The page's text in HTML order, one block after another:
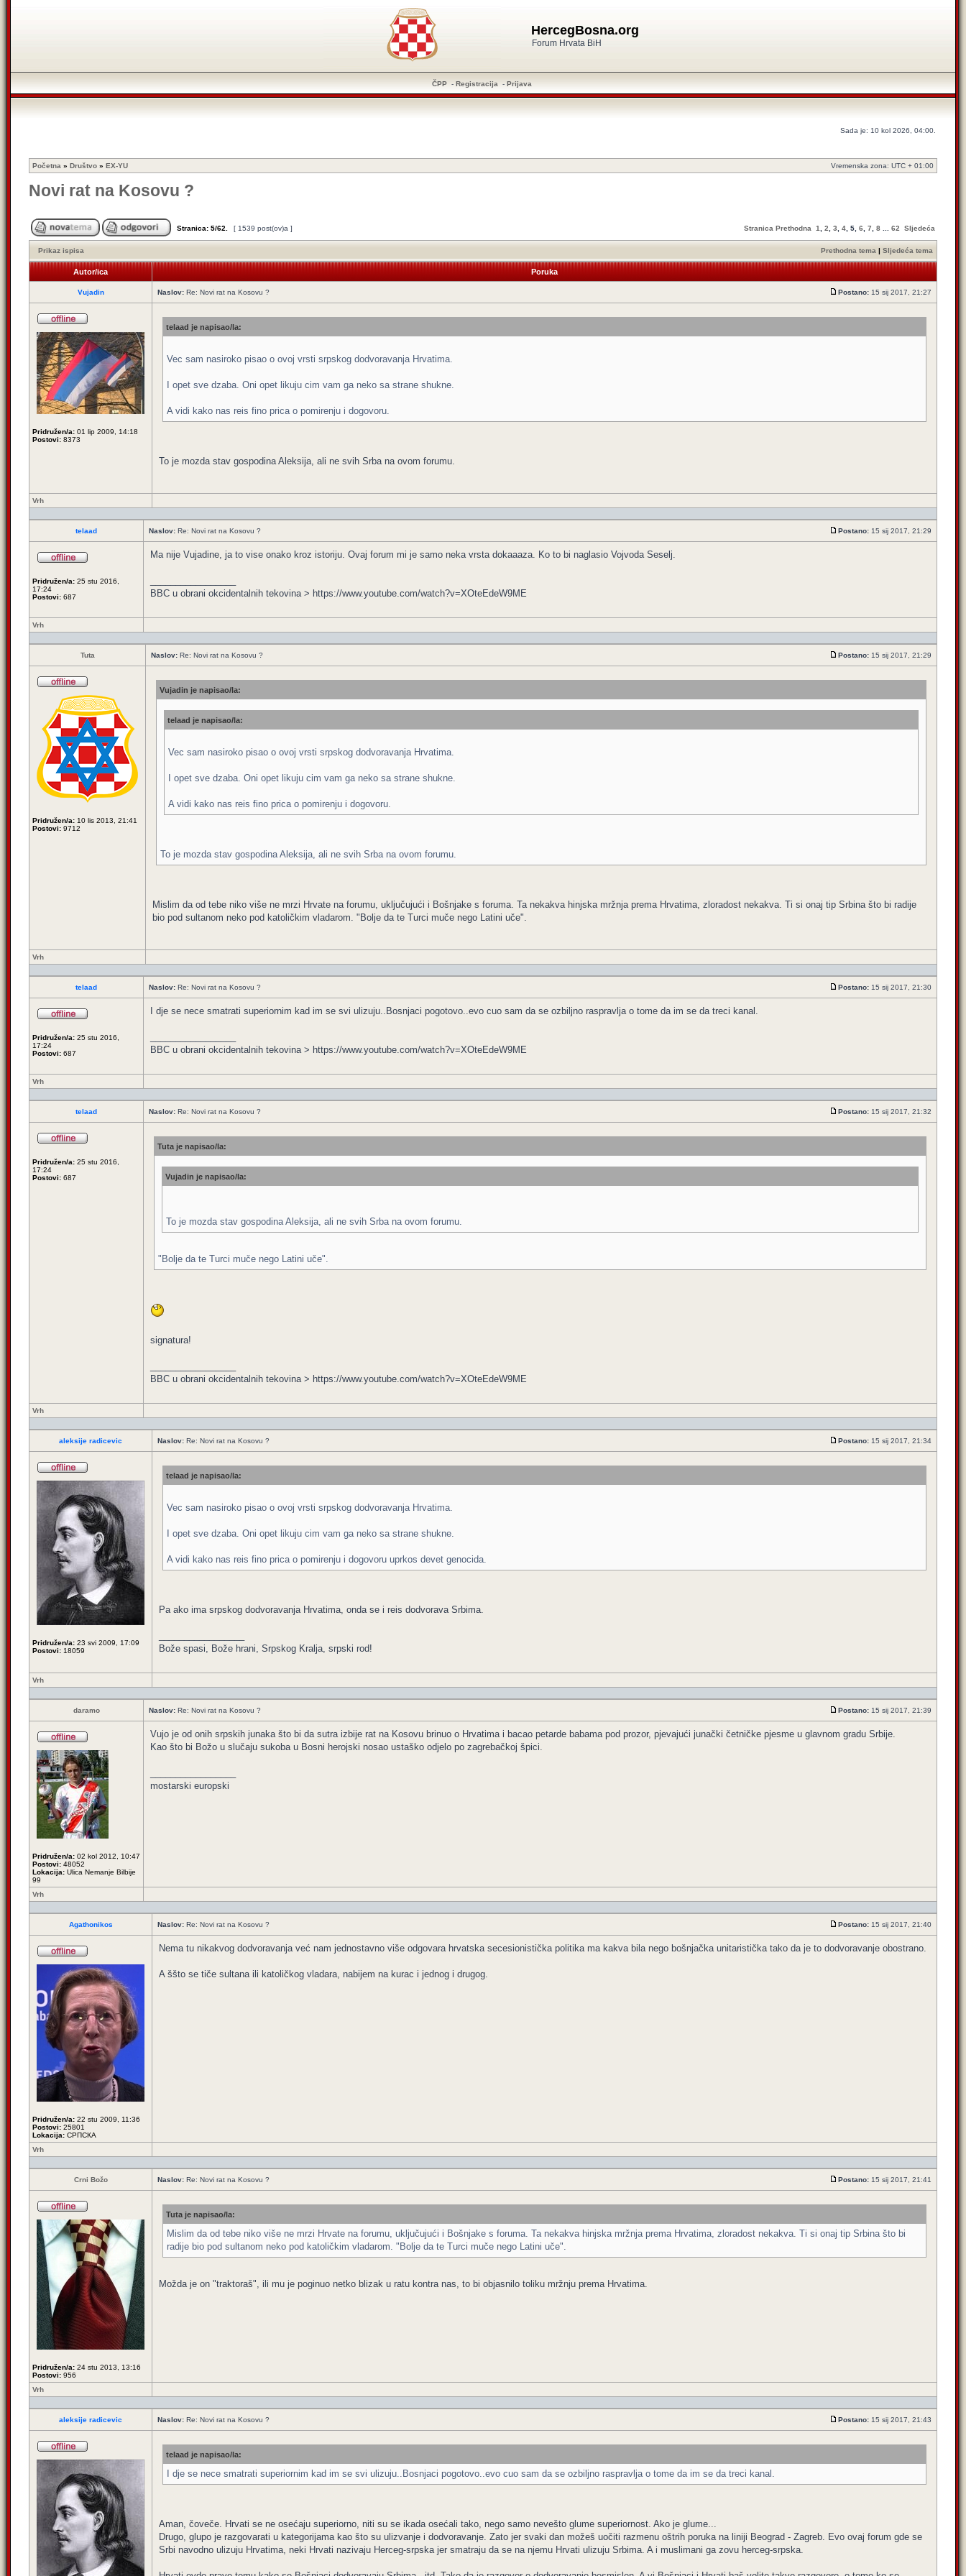
HercegBosna.org
Forum Hrvata BiH
ČPP - Registracija - Prijava
Sada je: 10 kol 2026, 04:00.
Početna » Društvo » EX-YU Vremenska zona: UTC + 01:00
Novi rat na Kosovu ?
Stranica: 5/62 [ 1539 post(ov)a ] Stranica Prethodna 1 2 3 4 5 6 7 8 62 Sljedeća
Prikaz ispisa Prethodna tema | Sljedeća tema
Autor/ica Poruka
Vujadin Naslov: Re: Novi rat na Kosovu ? Postano: 15 sij 2017, 21:27
Pridružen/a: 01 lip 2009, 14:18
Postovi: 8373
telaad je napisao/la:
Vec sam nasiroko pisao o ovoj vrsti srpskog dodvoravanja Hrvatima.
I opet sve dzaba. Oni opet likuju cim vam ga neko sa strane shukne.
A vidi kako nas reis fino prica o pomirenju i dogovoru.
To je mozda stav gospodina Aleksija, ali ne svih Srba na ovom forumu.
Vrh
telaad Naslov: Re: Novi rat na Kosovu ? Postano: 15 sij 2017, 21:29
Pridružen/a: 25 stu 2016,
17:24
Postovi: 687
Ma nije Vujadine, ja to vise onako kroz istoriju. Ovaj forum mi je samo neka vrsta dokaaaza. Ko to bi naglasio Vojvoda Seselj.
BBC u obrani okcidentalnih tekovina > https://www.youtube.com/watch?v=XOteEdeW9ME
Vrh
Tuta Naslov: Re: Novi rat na Kosovu ? Postano: 15 sij 2017, 21:29
Pridružen/a: 10 lis 2013, 21:41
Postovi: 9712
Vujadin je napisao/la:
telaad je napisao/la:
Vec sam nasiroko pisao o ovoj vrsti srpskog dodvoravanja Hrvatima.
I opet sve dzaba. Oni opet likuju cim vam ga neko sa strane shukne.
A vidi kako nas reis fino prica o pomirenju i dogovoru.
To je mozda stav gospodina Aleksija, ali ne svih Srba na ovom forumu.
Mislim da od tebe niko više ne mrzi Hrvate na forumu, uključujući i Bošnjake s foruma. Ta nekakva hinjska mržnja prema Hrvatima, zloradost nekakva. Ti si onaj tip Srbina što bi radije
bio pod sultanom neko pod katoličkim vladarom. "Bolje da te Turci muče nego Latini uče".
Vrh
telaad Naslov: Re: Novi rat na Kosovu ? Postano: 15 sij 2017, 21:30
Pridružen/a: 25 stu 2016,
17:24
Postovi: 687
I dje se nece smatrati superiornim kad im se svi ulizuju..Bosnjaci pogotovo..evo cuo sam da se ozbiljno raspravlja o tome da im se da treci kanal.
BBC u obrani okcidentalnih tekovina > https://www.youtube.com/watch?v=XOteEdeW9ME
Vrh
telaad Naslov: Re: Novi rat na Kosovu ? Postano: 15 sij 2017, 21:32
Pridružen/a: 25 stu 2016,
17:24
Postovi: 687
Tuta je napisao/la:
Vujadin je napisao/la:
To je mozda stav gospodina Aleksija, ali ne svih Srba na ovom forumu.
"Bolje da te Turci muče nego Latini uče".
signatura!
BBC u obrani okcidentalnih tekovina > https://www.youtube.com/watch?v=XOteEdeW9ME
Vrh
aleksije radicevic Naslov: Re: Novi rat na Kosovu ? Postano: 15 sij 2017, 21:34
Pridružen/a: 23 svi 2009, 17:09
Postovi: 18059
telaad je napisao/la:
Vec sam nasiroko pisao o ovoj vrsti srpskog dodvoravanja Hrvatima.
I opet sve dzaba. Oni opet likuju cim vam ga neko sa strane shukne.
A vidi kako nas reis fino prica o pomirenju i dogovoru uprkos devet genocida.
Pa ako ima srpskog dodvoravanja Hrvatima, onda se i reis dodvorava Srbima.
Bože spasi, Bože hrani, Srpskog Kralja, srpski rod!
Vrh
daramo Naslov: Re: Novi rat na Kosovu ? Postano: 15 sij 2017, 21:39
Pridružen/a: 02 kol 2012, 10:47
Postovi: 48052
Lokacija: Ulica Nemanje Bilbije
99
Vujo je od onih srpskih junaka što bi da sutra izbije rat na Kosovu brinuo o Hrvatima i bacao petarde babama pod prozor, pjevajući junački četničke pjesme u glavnom gradu Srbije.
Kao što bi Božo u slučaju sukoba u Bosni herojski nosao ustaško odjelo po zagrebačkoj špici.
mostarski europski
Vrh
Agathonikos Naslov: Re: Novi rat na Kosovu ? Postano: 15 sij 2017, 21:40
Pridružen/a: 22 stu 2009, 11:36
Postovi: 25801
Lokacija: СРПСКА
Nema tu nikakvog dodvoravanja već nam jednostavno više odgovara hrvatska secesionistička politika ma kakva bila nego bošnjačka unitaristička tako da je to dodvoravanje obostrano.
A ššto se tiče sultana ili katoličkog vladara, nabijem na kurac i jednog i drugog.
Vrh
Crni Božo Naslov: Re: Novi rat na Kosovu ? Postano: 15 sij 2017, 21:41
Pridružen/a: 24 stu 2013, 13:16
Postovi: 956
Tuta je napisao/la:
Mislim da od tebe niko više ne mrzi Hrvate na forumu, uključujući i Bošnjake s foruma. Ta nekakva hinjska mržnja prema Hrvatima, zloradost nekakva. Ti si onaj tip Srbina što bi
radije bio pod sultanom neko pod katoličkim vladarom. "Bolje da te Turci muče nego Latini uče".
Možda je on "traktoraš", ili mu je poginuo netko blizak u ratu kontra nas, to bi objasnilo toliku mržnju prema Hrvatima.
Vrh
aleksije radicevic Naslov: Re: Novi rat na Kosovu ? Postano: 15 sij 2017, 21:43
telaad je napisao/la:
I dje se nece smatrati superiornim kad im se svi ulizuju..Bosnjaci pogotovo..evo cuo sam da se ozbiljno raspravlja o tome da im se da treci kanal.
Aman, čoveče. Hrvati se ne osećaju superiorno, niti su se ikada osećali tako, nego samo nevešto glume superiornost. Ako je glume...
Drugo, glupo je razgovarati u kategorijama kao što su ulizvanje i dodvoravanje. Zato jer svaki dan možeš uočiti razmenu oštrih poruka na liniji Beograd - Zagreb. Evo ovaj forum gde se
Srbi navodno ulizuju Hrvatima, neki Hrvati nazivaju Herceg-srpska jer smatraju da se na njemu Hrvati ulizuju Srbima. A i muslimani ga zovu herceg-srpska.